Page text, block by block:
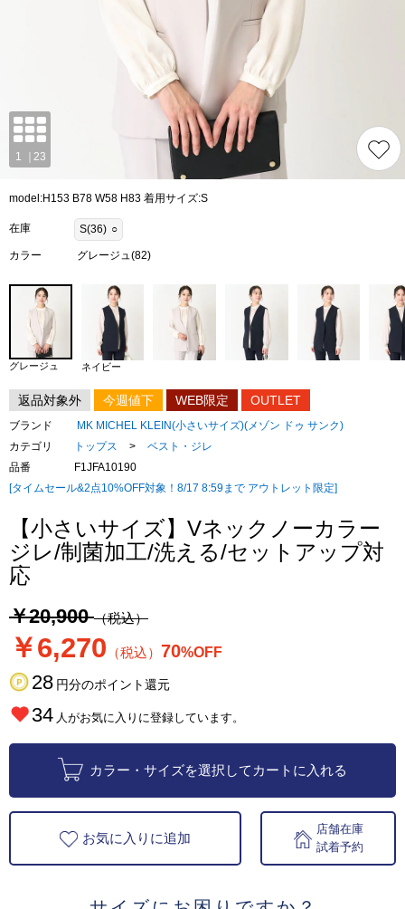
model:H153 B78 W58 H83 着用サイズ:S
在庫 S(36) ○
カラー グレージュ(82)
グレージュ ネイビー
返品対象外 今週値下 WEB限定 OUTLET
ブランド
MK MICHEL KLEIN(小さいサイズ)(メゾン ドゥ サンク)
カテゴリ
トップス >
ベスト・ジレ
品番
F1JFA10190
[タイムセール&2点10%OFF対象！8/17 8:59まで アウトレット限定]
【小さいサイズ】Vネックノーカラー
ジレ/制菌加工/洗える/セットアップ対
応
￥20,900（税込）
￥6,270 （税込） 70%OFF
28 円分のポイント還元
34 人がお気に入りに登録しています。
カラー・サイズを選択してカートに入れる
お気に入りに追加
店舗在庫
試着予約